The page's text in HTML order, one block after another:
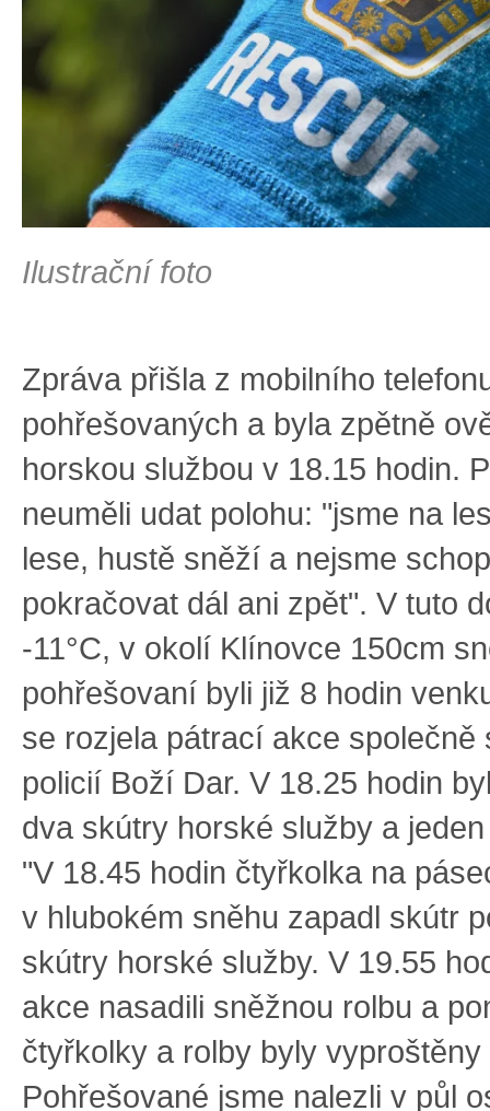
Ilustrační foto
Zpráva přišla z mobilního
pohřešovaných a byla zpětně
horskou službou v 18.15 hodin.
neuměli udat polohu: "jsme na
lese, hustě sněží a nejsme
pokračovat dál ani zpět". V tuto
-11°C, v okolí Klínovce 150cm
pohřešovaní byli již 8 hodin
se rozjela pátrací akce společně
policií Boží Dar. V 18.25 hodin
dva skútry horské služby a
"V 18.45 hodin čtyřkolka na
v hlubokém sněhu zapadl skútr
skútry horské služby. V 19.55
akce nasadili sněžnou rolbu a
čtyřkolky a rolby byly vyproštěny
Pohřešované jsme nalezli v půl